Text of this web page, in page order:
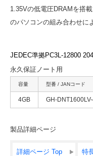
1.35Vの低電圧DRAMを搭
のパソコンの組み合わせに
JEDEC準拠PC3L-12800
永久保証ノート用
容量 型番 / JANコード
4GB GH-
製品詳細ページ
詳細ページ Top 特